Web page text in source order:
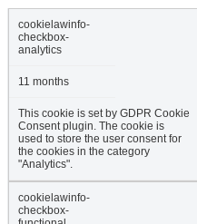
cookielawinfo-
checkbox-
analytics
11 months
This cookie is set by GDPR Cookie
Consent plugin. The cookie is
used to store the user consent for
the cookies in the category
"Analytics".
cookielawinfo-
checkbox-